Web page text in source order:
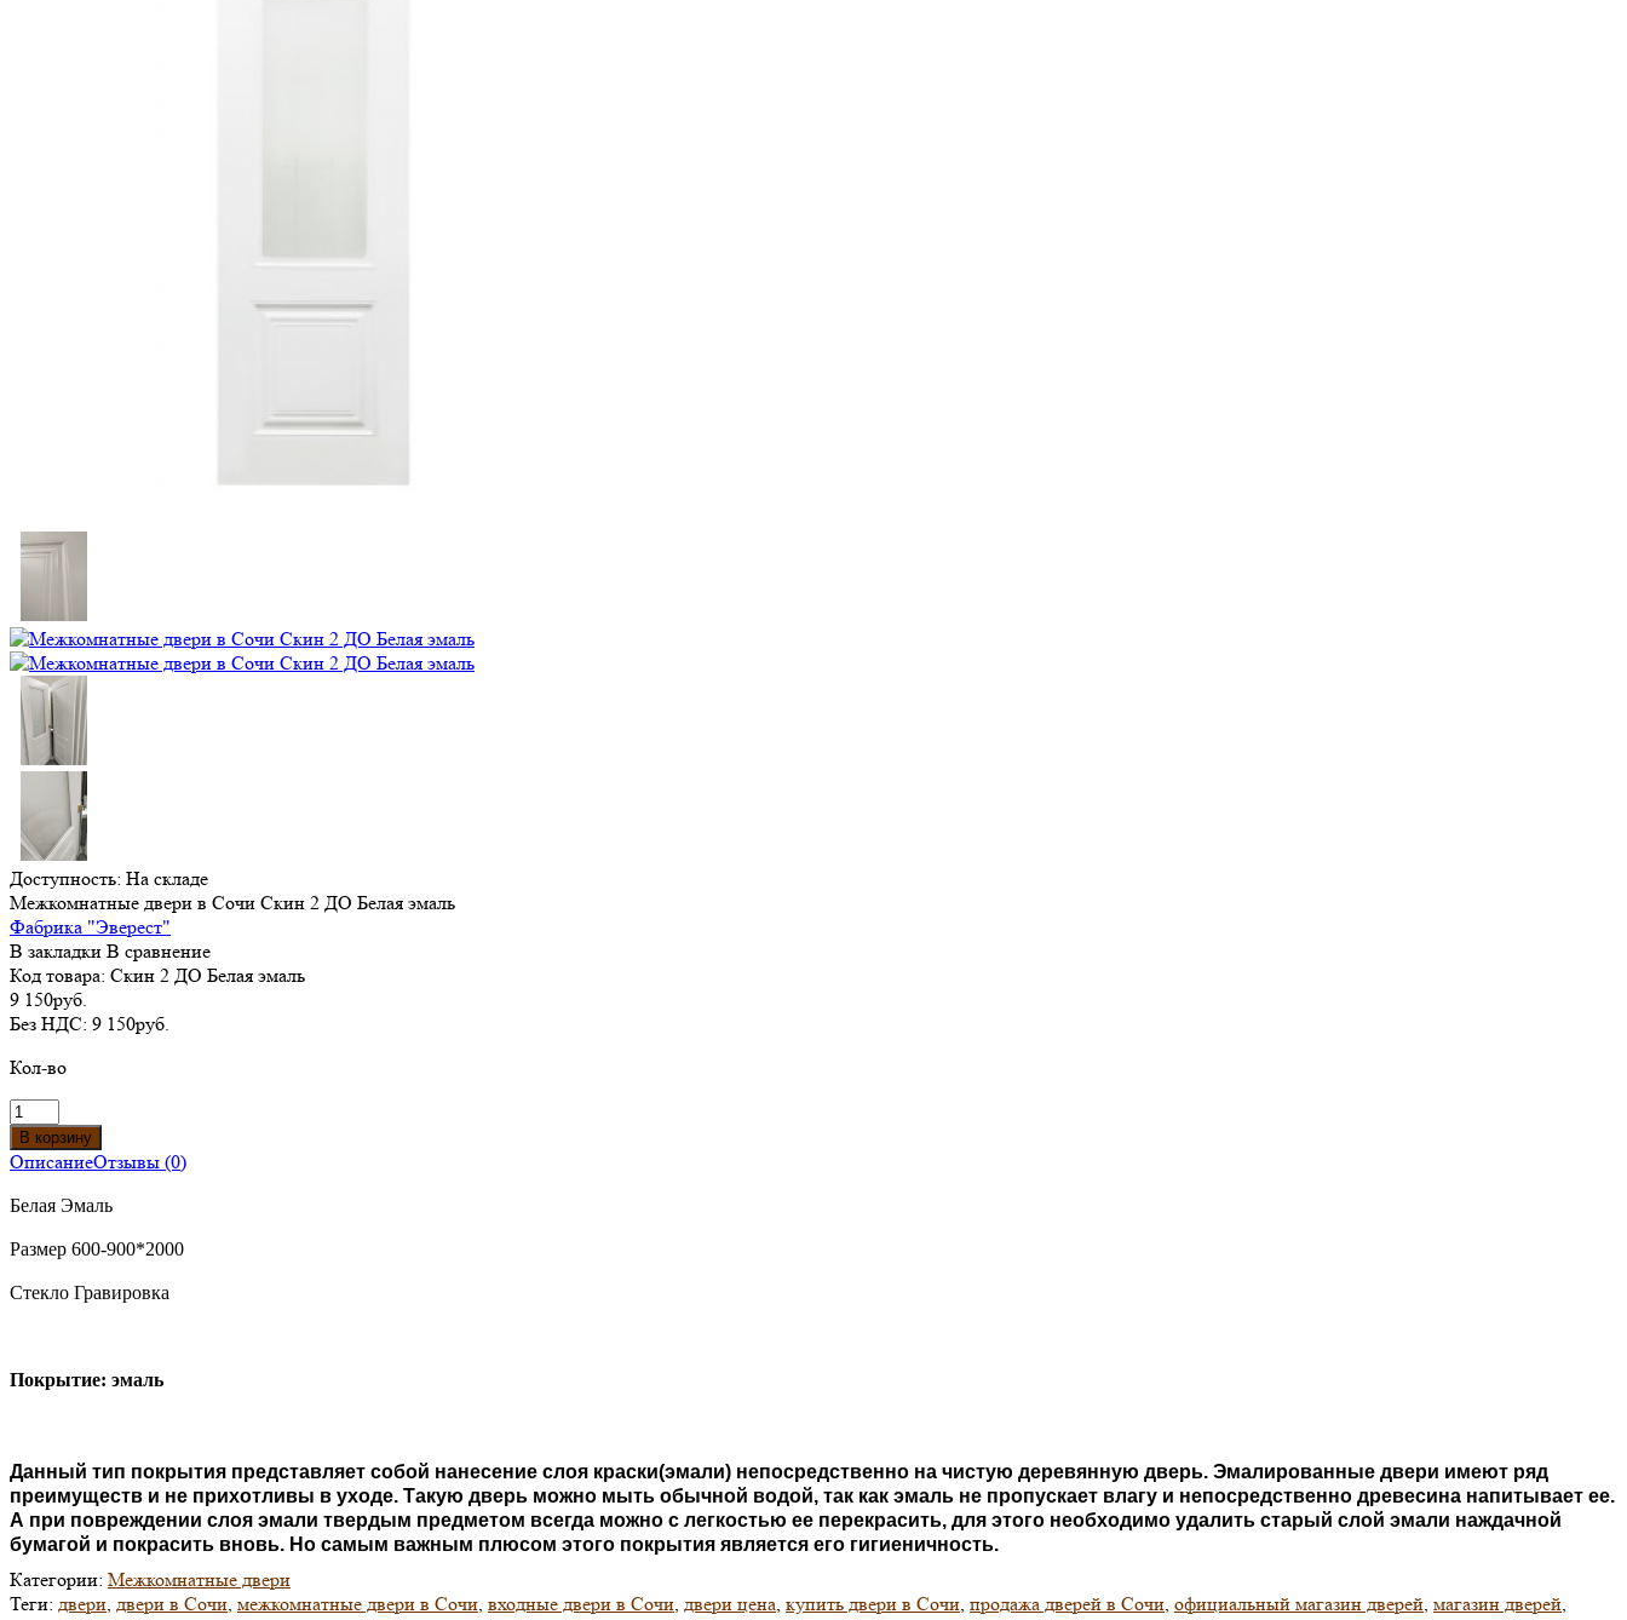
Доступность: На складе
Межкомнатные двери в Сочи Скин 2 ДО Белая эмаль
Фабрика "Эверест"
В закладки В сравнение
Код товара: Скин 2 ДО Белая эмаль
9 150руб.
Без НДС: 9 150руб.
Кол-во
ОписаниеОтзывы (0)
Белая Эмаль
Размер 600-900*2000
Стекло Гравировка
Покрытие: эмаль
Данный тип покрытия представляет собой нанесение слоя краски(эмали) непосредственно на чистую деревянную дверь. Эмалированные двери имеют ряд
преимуществ и не прихотливы в уходе. Такую дверь можно мыть обычной водой, так как эмаль не пропускает влагу и непосредственно древесина напитывает ее.
А при повреждении слоя эмали твердым предметом всегда можно с легкостью ее перекрасить, для этого необходимо удалить старый слой эмали наждачной
бумагой и покрасить вновь. Но самым важным плюсом этого покрытия является его гигиеничность.
Категории: Межкомнатные двери
Теги: двери двери в Сочи межкомнатные двери в Сочи входные двери в Сочи двери цена купить двери в Сочи продажа дверей в Сочи официальный магазин дверей магазин дверей